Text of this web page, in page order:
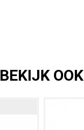
BEKIJK OOK